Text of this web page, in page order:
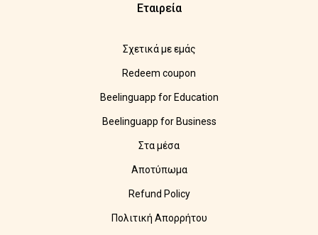
Εταιρεία
Σχετικά με εμάς
Redeem coupon
Beelinguapp for Education
Beelinguapp for Business
Στα μέσα
Αποτύπωμα
Refund Policy
Πολιτική Απορρήτου